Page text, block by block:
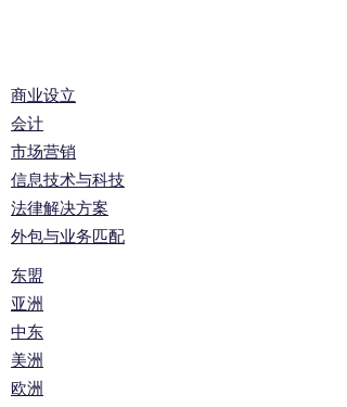
商业设立
会计
市场营销
信息技术与科技
法律解决方案
外包与业务匹配
东盟
亚洲
中东
美洲
欧洲